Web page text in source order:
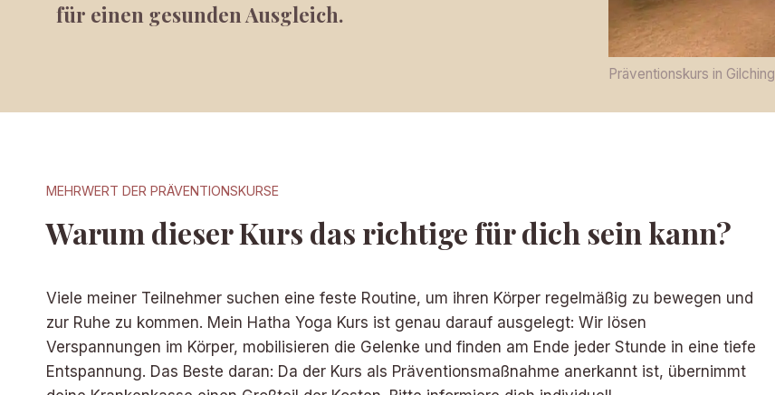
für einen gesunden Ausgleich.
Präventionskurs in Gilching
MEHRWERT DER PRÄVENTIONSKURSE
Warum dieser Kurs das richtige für dich sein kann?
Viele meiner Teilnehmer suchen eine feste Routine, um ihren Körper regelmäßig zu bewegen und
zur Ruhe zu kommen. Mein Hatha Yoga Kurs ist genau darauf ausgelegt: Wir lösen
Verspannungen im Körper, mobilisieren die Gelenke und finden am Ende jeder Stunde in eine tiefe
Entspannung. Das Beste daran: Da der Kurs als Präventionsmaßnahme anerkannt ist, übernimmt